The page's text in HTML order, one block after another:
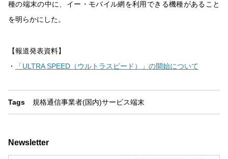
種の端末の中に、イー・モバイル網を利用できる機種があること
を明らかにした。
【報道発表資料】
・
「ULTRA SPEED（ウルトラスピード）」の開始について
Tags 規格通信事業者(国内)サービス端末
Newsletter